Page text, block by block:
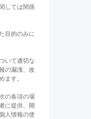
しては関係
目的のみに
いて適切な
の漏洩、改
ます。
の各項の場
に提供、開
人情報の使